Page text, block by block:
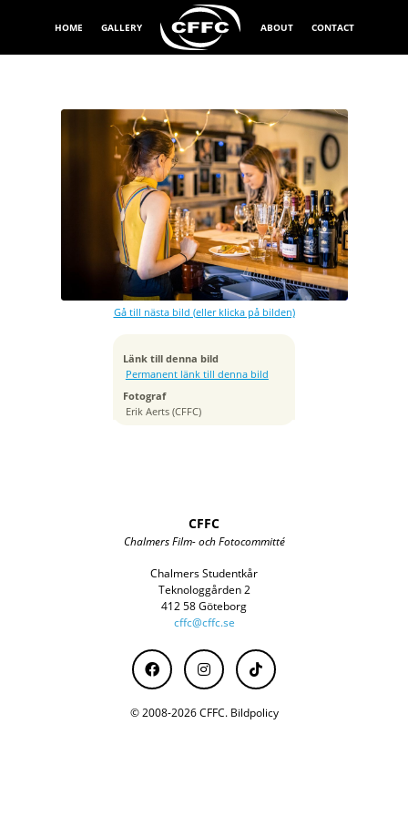
HOME GALLERY ABOUT CONTACT
Gå till nästa bild (eller klicka på bilden)
Länk till denna bild
Permanent länk till denna bild
Fotograf
Erik Aerts (CFFC)
Exponeringstid
1/160 sek
Bländare
f/1.4
Kamera
Canon EOS R5
Tagen
ISO
6400
Brännvidd
50 mm
CFFC
Chalmers Film- och Fotocommitté
Chalmers Studentkår
Teknologgården 2
412 58 Göteborg
cffc@cffc.se
© 2008-2026 CFFC. Bildpolicy